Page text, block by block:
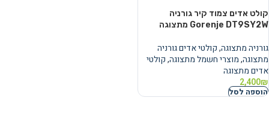
קולט אדים צמוד קיר גורניה
Gorenje DT9SY2W מתצוגה
גורניה מתצוגה,קולטי אדים גורניה
מתצוגה,מוצרי חשמל מתצוגה,קולטי
אדים מתצוגה
2,400₪
הוספה לסל